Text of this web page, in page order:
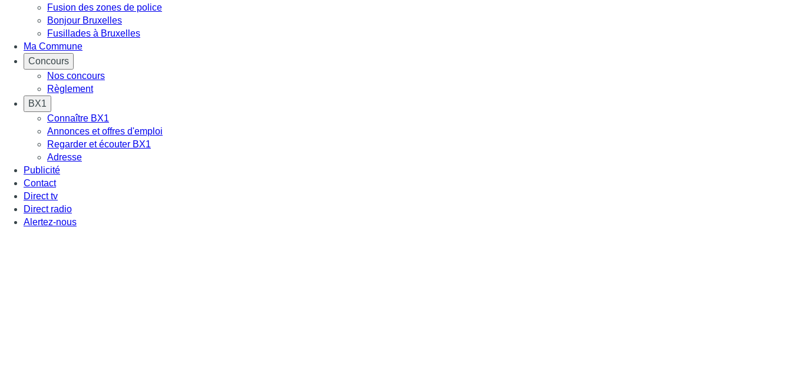
Fusion des zones de police
Bonjour Bruxelles
Fusillades à Bruxelles
Ma Commune
Concours
Nos concours
Règlement
BX1
Connaître BX1
Annonces et offres d'emploi
Regarder et écouter BX1
Adresse
Publicité
Contact
Direct tv
Direct radio
Alertez-nous